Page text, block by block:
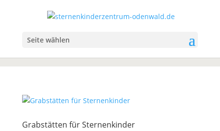
Seite wählen
Grabstätten für Sternenkinder